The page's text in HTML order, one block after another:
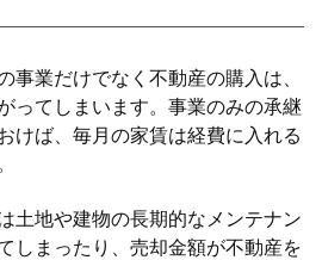
事業だけでなく不動産の購入は、
ってしまいます。事業のみの承継
けば、毎月の家賃は経費に入れる
土地や建物の長期的なメンテナン
しまったり、売却金額が不動産を